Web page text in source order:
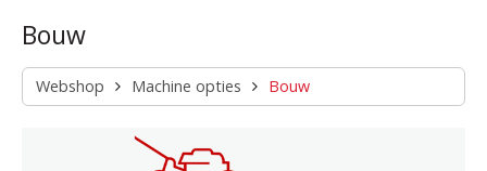
Bouw
Webshop Machine opties Bouw